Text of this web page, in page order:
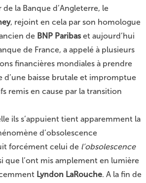
la Banque d’Angleterre, le
, rejoint en cela par son homologue
de BNP Paribaset aujourd’hui
de France, a appelé à plusieurs
financières mondiales à prendre
d’une baisse brutale et impromptue
remis en cause par la transition
ils s’appuient tient apparemment la
d’obsolescence
forcément celui de l’obsolescence
que l’ont mis amplement en lumière
Lyndon LaRouche. A la fin de